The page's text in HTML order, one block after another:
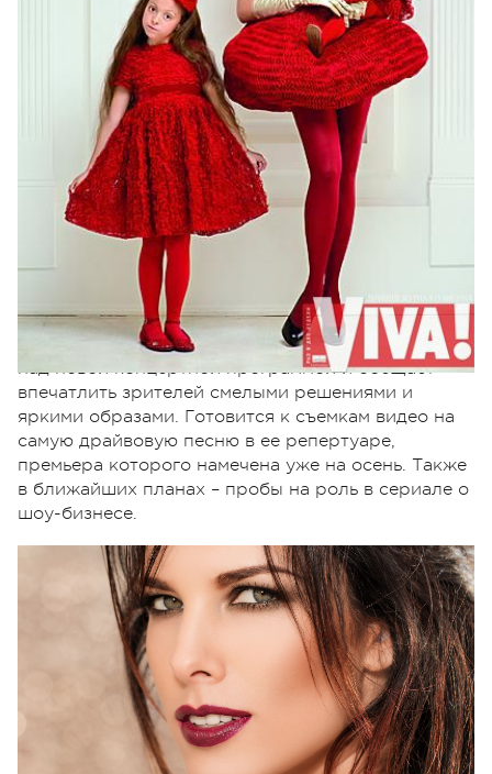
Ольга Романовская– экс-солистка группы
«ВИА ГРА». До замужества более известна под
девичьей фамилией Корягина или как
«черненькая из «ВИА Гры». После свадьбы
покинула коллектив ради семейного счастья.
Воспитывает двух сыновей. По выходу из
творческого отпуска презентовала два клипа
(«Музыка» и «Красивые слова»). Сейчас работает
над новой концертной программой и обещает
впечатлить зрителей смелыми решениями и
яркими образами. Готовится к съемкам видео на
самую драйвовую песню в ее репертуаре,
премьера которого намечена уже на осень. Также
в ближайших планах – пробы на роль в сериале о
шоу-бизнесе.